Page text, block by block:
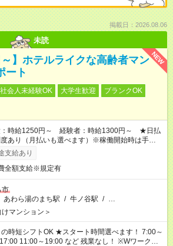
掲載日：2026.08.06
未読
NEW
】ホテルライクな高齢者マン
ート
社会人未経験OK 大学生歓迎
ブランクOK
：時給1250円～ 経験者：時給1300円～ ★日払
あり（月払いも選べます）※稼働開始時は手続き
払いとなります。
支給あり
全額支給※規定有
市
あわら湯のまち駅 / 牛ノ谷駅 / …
けマンション＞
★スタート時間選べます！ 7:00～
11:00～19:00 など 残業なし！ ※Wワークの